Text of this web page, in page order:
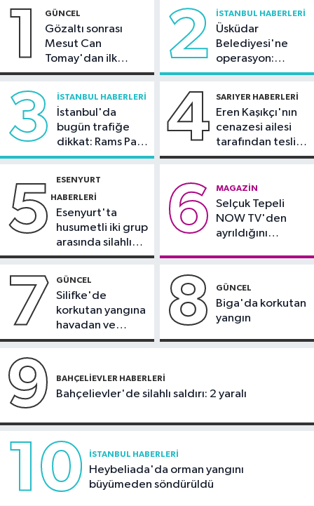
milyona ulaştı
Kültür Sanat
buluşturuyor
21:17
demeyin, önlemini alın
yaklaşık 30 bin taraftar önünde imza
attı
1 GÜNCEL
Gözaltı sonrası
Mesut Can
Tomay'dan ilk
açıklama
2 İSTANBUL HABERLERI
Üsküdar
Belediyesi'ne
operasyon:
Sinem Dedetaş'a
3 İSTANBUL HABERLERI
İstanbul'da
bugün trafiğe
dikkat: Rams Park
çevresinde bazı
4 SARIYER HABERLERI
Eren Kaşıkçı'nın
cenazesi ailesi
tarafından teslim
alındı
5 ESENYURT
HABERLERI
Esenyurt'ta
husumetli iki grup
arasında silahlı
kavga
6 MAGAZIN
Selçuk Tepeli
NOW TV'den
ayrıldığını
7 GÜNCEL
Silifke'de
korkutan yangına
havadan ve
karadan
8 GÜNCEL
Biga'da korkutan
yangın
9 BAHÇELIEVLER HABERLERI
Bahçelievler'de silahlı saldırı: 2 yaralı
10 İSTANBUL HABERLERI
Heybeliada'da orman yangını
büyümeden söndürüldü